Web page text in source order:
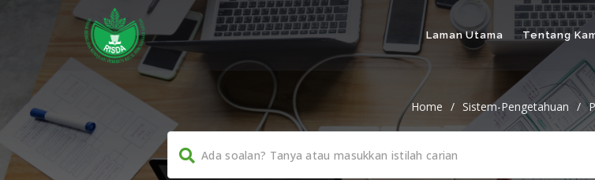
Laman Utama Tentang
Home / Sistem-Pengetahuan /